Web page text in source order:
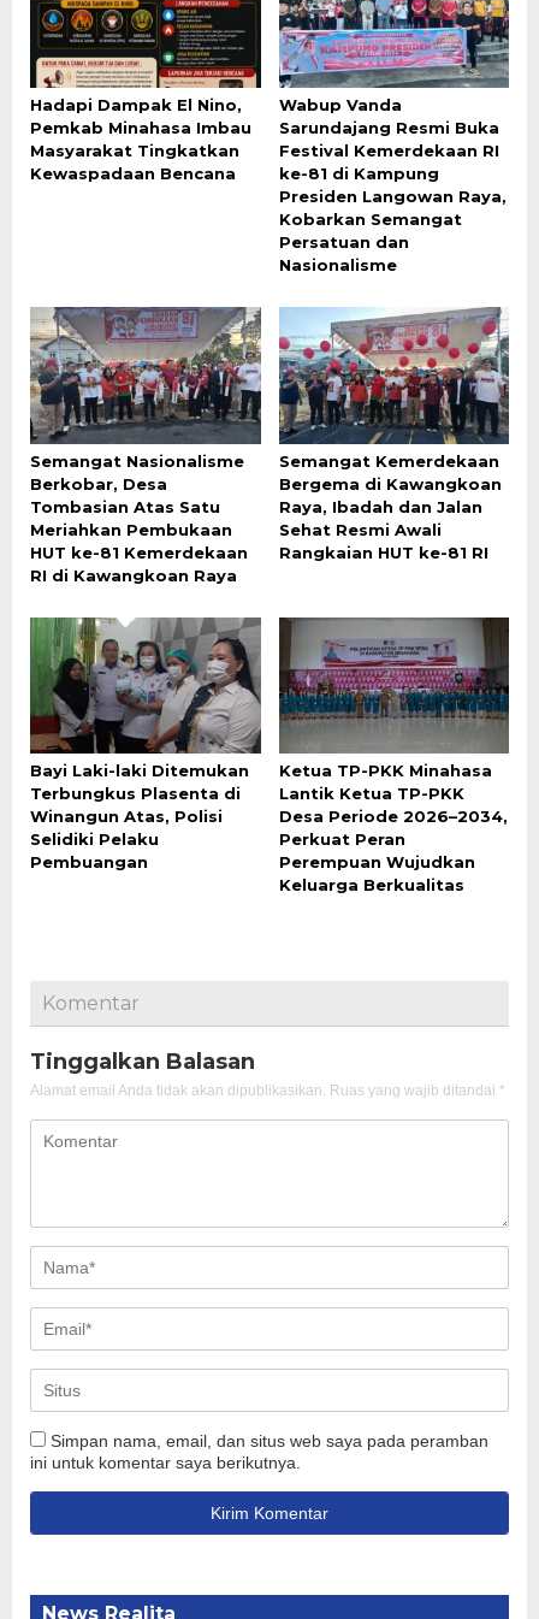
Hadapi Dampak El Nino,
Pemkab Minahasa Imbau
Masyarakat Tingkatkan
Kewaspadaan Bencana
Wabup Vanda
Sarundajang Resmi Buka
Festival Kemerdekaan RI
ke-81 di Kampung
Presiden Langowan Raya,
Kobarkan Semangat
Persatuan dan
Nasionalisme
Semangat Nasionalisme
Berkobar, Desa
Tombasian Atas Satu
Meriahkan Pembukaan
HUT ke-81 Kemerdekaan
RI di Kawangkoan Raya
Semangat Kemerdekaan
Bergema di Kawangkoan
Raya, Ibadah dan Jalan
Sehat Resmi Awali
Rangkaian HUT ke-81 RI
Bayi Laki-laki Ditemukan
Terbungkus Plasenta di
Winangun Atas, Polisi
Selidiki Pelaku
Pembuangan
Ketua TP-PKK Minahasa
Lantik Ketua TP-PKK
Desa Periode 2026–2034,
Perkuat Peran
Perempuan Wujudkan
Keluarga Berkualitas
Komentar
Tinggalkan Balasan
Alamat email Anda tidak akan dipublikasikan. Ruas yang wajib ditandai *
Simpan nama, email, dan situs web saya pada peramban
ini untuk komentar saya berikutnya.
News Realita